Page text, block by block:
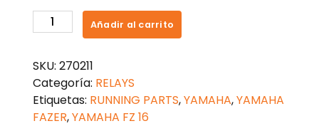
RELAY
DE
FZ
16
cantidad
Añadir al carrito
SKU: 270211
Categoría: RELAYS
Etiquetas: RUNNING PARTS,YAMAHA,YAMAHA
FAZER,YAMAHA FZ 16